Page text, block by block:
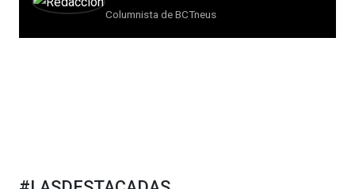
Columnista de BCTneus